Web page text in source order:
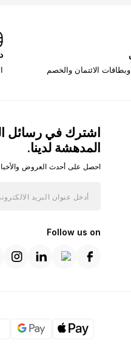
الائتمان والخصم
اشترك في رسائل
المدهشة لدينا.
احصل على أحدث العروض
Follow us on